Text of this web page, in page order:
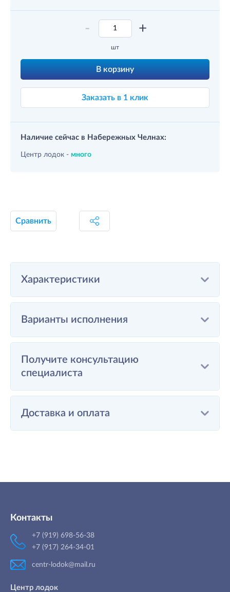
- +
шт
В корзину
Заказать в 1 клик
Наличие сейчас в Набережных Челнах:
Центр лодок - много
Сравнить
Характеристики
Варианты исполнения
Получите консультацию
специалиста
Доставка и оплата
Контакты
+7 (919) 698-56-38
+7 (917) 264-34-01
centr-lodok@mail.ru
Центр лодок